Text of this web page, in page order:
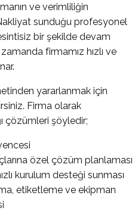
ve verimliliğin
Nakliyat sunduğu profesyonel
bir şekilde devam
firmamız hızlı ve
yararlanmak için
Firma olarak
çözümleri şöyledir;
özel çözüm planlaması
kurulum desteği sunması
etiketleme ve ekipman